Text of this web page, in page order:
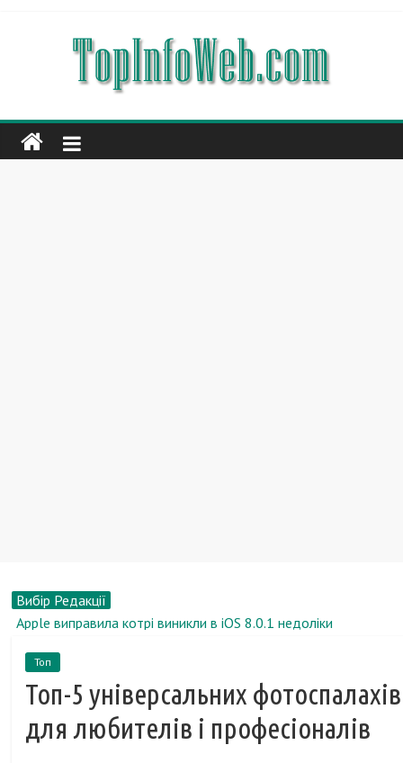
Вибір Редакції
Apple виправила котрі виникли в iOS 8.0.1 недоліки
Греф пропонує скоротити суму страхових виплат для
клієнтів позбавлених ліцензії банків
Росіяни стали економнішими вибирати продукти
харчування
Топ
Топ-5 універсальних фотоспалахів
для любителів і професіоналів